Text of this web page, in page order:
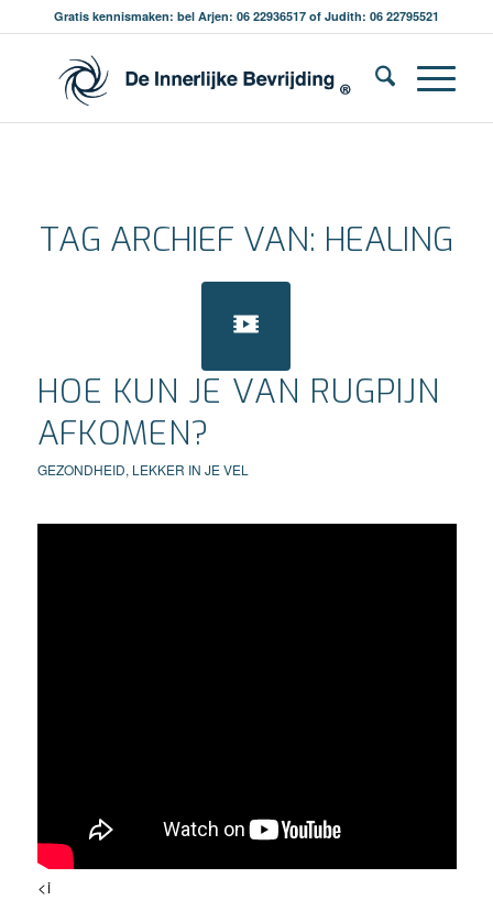
Gratis kennismaken: bel Arjen: 06 22936517 of Judith: 06 22795521
TAG ARCHIEF VAN: HEALING
HOE KUN JE VAN RUGPIJN
AFKOMEN?
GEZONDHEID, LEKKER IN JE VEL
<i